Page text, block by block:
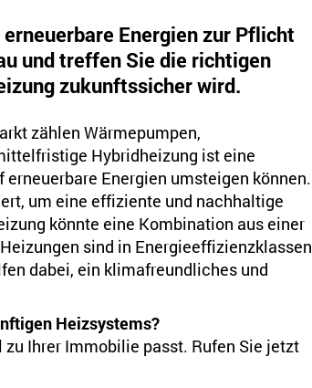
Energien zur Pflicht
und treffen Sie die richtigen
zukunftssicher wird.
zählen Wärmepumpen,
Hybridheizung ist eine
Energien umsteigen können.
um eine effiziente und nachhaltige
könnte eine Kombination aus einer
sind in Energieeffizienzklassen
dabei, ein klimafreundliches und
Heizsystems?
Ihrer Immobilie passt. Rufen Sie jetzt